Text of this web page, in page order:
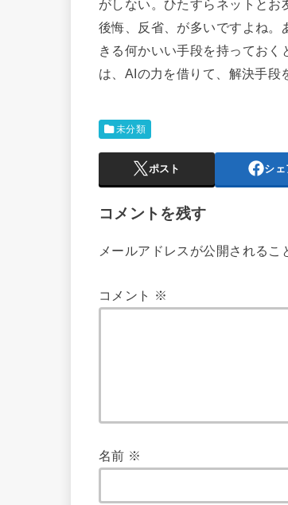
がしない。ひたすらネットとお
後悔、反省、が多いですよね
きる何かいい手段を持ってお
は、AIの力を借りて、解決手段
未分類
ポスト シェ
コメントを残す
メールアドレスが公開されるこ
コメント ※
名前 ※